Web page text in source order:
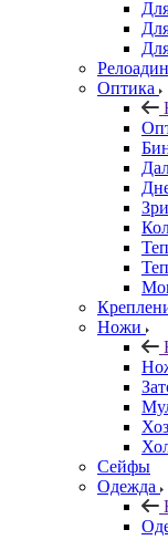
Оптика
Ножи
Сейфы
Одежда